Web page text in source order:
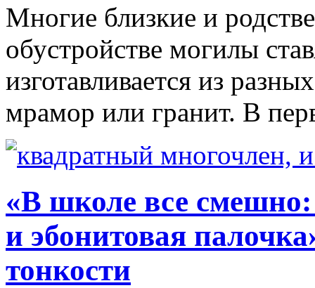
Многие близкие и
обустройстве могилы
изготавливается из
мрамор или гранит. В
«В школе все
и эбонитовая
тонкости